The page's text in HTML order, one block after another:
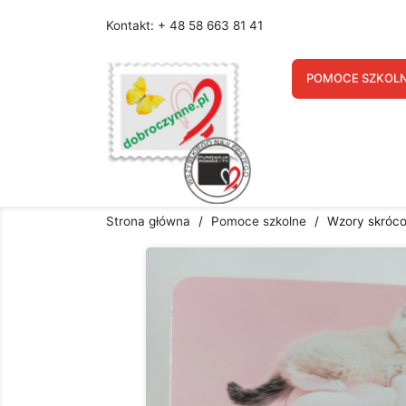
Kontakt: + 48 58 663 81 41
POMOCE
Strona główna Pomoce szkolne Wzory